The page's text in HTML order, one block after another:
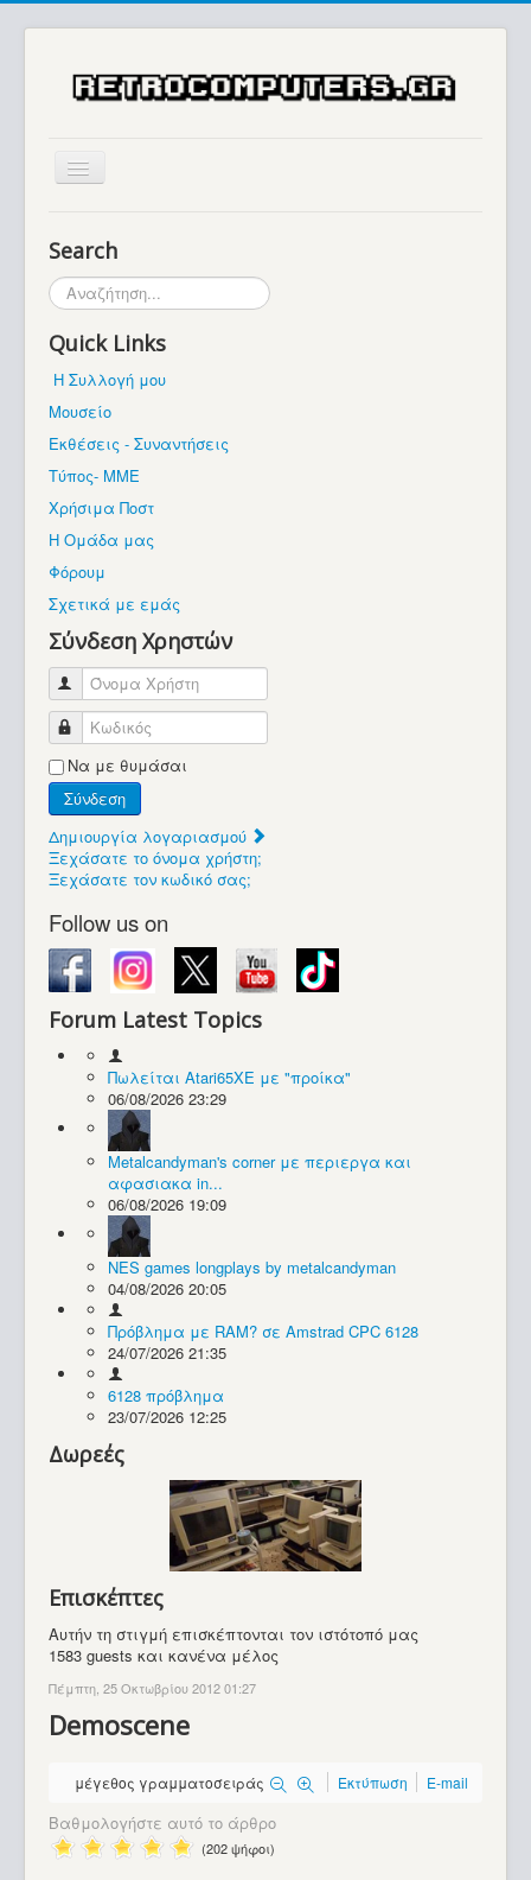
Μουσείο
Βρίσκεστε εδώ:
Διάφορα
Demoscene
Search
Αναζήτηση...
Quick Links
Η Συλλογή μου
Μουσείο
Εκθέσεις - Συναντήσεις
Τύπος- ΜΜΕ
Χρήσιμα Ποστ
Η Ομάδα μας
Φόρουμ
Σχετικά με εμάς
Σύνδεση Χρηστών
Όνομα Χρήστη
Κωδικός
Να με θυμάσαι
Σύνδεση
Δημιουργία λογαριασμού
Ξεχάσατε το όνομα χρήστη;
Ξεχάσατε τον κωδικό σας;
Follow us on
Forum Latest Topics
Πωλείται Atari65XE με "προίκα"
06/08/2026 23:29
Metalcandyman's corner με περιεργα και
αφασιακα in...
06/08/2026 19:09
NES games longplays by metalcandyman
04/08/2026 20:05
Πρόβλημα με RAM? σε Amstrad CPC 6128
24/07/2026 21:35
6128 πρόβλημα
23/07/2026 12:25
Δωρεές
Επισκέπτες
Αυτήν τη στιγμή επισκέπτονται τον ιστότοπό μας
1583 guests και κανένα μέλος
Πέμπτη, 25 Οκτωβρίου 2012 01:27
Demoscene
μέγεθος γραμματοσειράς Εκτύπωση E-mail
Βαθμολογήστε αυτό το άρθρο
(202 ψήφοι)